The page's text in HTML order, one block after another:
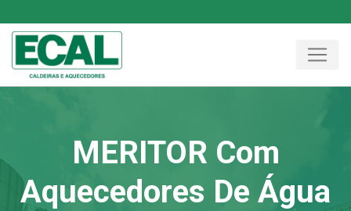
MERITOR Com
Aquecedores De Água